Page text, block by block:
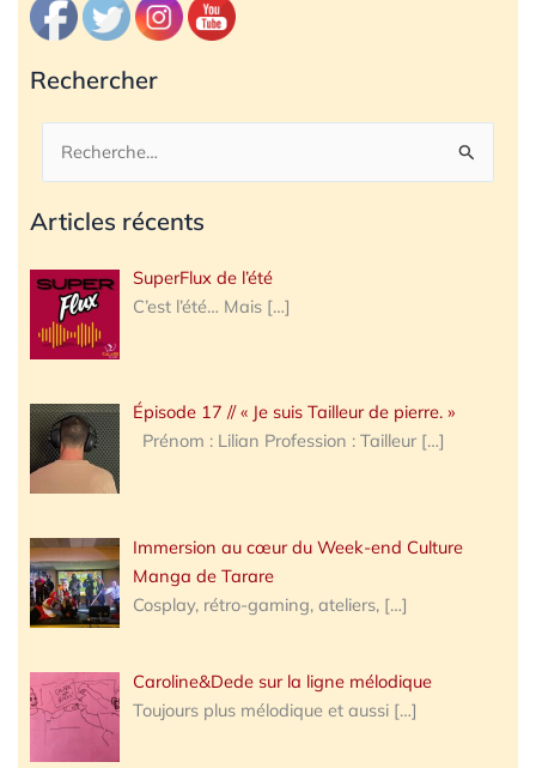
Rechercher
Rechercher :
Articles récents
SuperFlux de l’été
C’est l’été… Mais […]
Épisode 17 // « Je suis Tailleur de pierre. »
Prénom : Lilian Profession : Tailleur […]
Immersion au cœur du Week-end Culture
Manga de Tarare
Cosplay, rétro-gaming, ateliers, […]
Caroline&Dede sur la ligne mélodique
Toujours plus mélodique et aussi […]